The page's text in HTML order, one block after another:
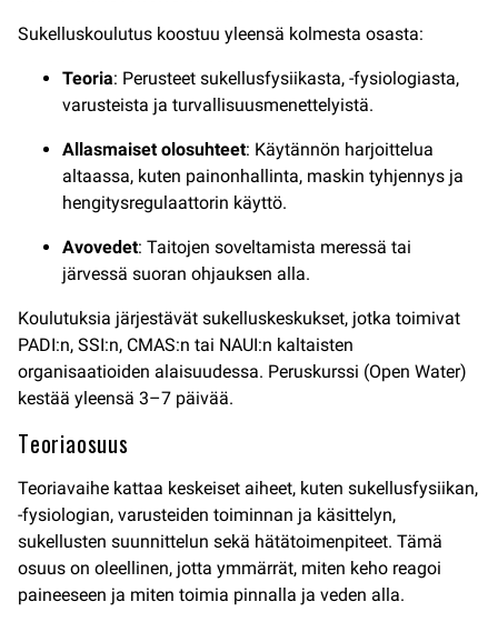
Sukelluskoulutus koostuu yleensä kolmesta osasta:
Teoria: Perusteet sukellusfysiikasta, -fysiologiasta,
varusteista ja turvallisuusmenettelyistä.
Allasmaiset olosuhteet: Käytännön harjoittelua
altaassa, kuten painonhallinta, maskin tyhjennys ja
hengitysregulaattorin käyttö.
Avovedet: Taitojen soveltamista meressä tai
järvessä suoran ohjauksen alla.
Koulutuksia järjestävät sukelluskeskukset, jotka toimivat
PADI:n, SSI:n, CMAS:n tai NAUI:n kaltaisten
organisaatioiden alaisuudessa. Peruskurssi (Open Water)
kestää yleensä 3–7 päivää.
Teoriaosuus
Teoriavaihe kattaa keskeiset aiheet, kuten sukellusfysiikan,
-fysiologian, varusteiden toiminnan ja käsittelyn,
sukellusten suunnittelun sekä hätätoimenpiteet. Tämä
osuus on oleellinen, jotta ymmärrät, miten keho reagoi
paineeseen ja miten toimia pinnalla ja veden alla.